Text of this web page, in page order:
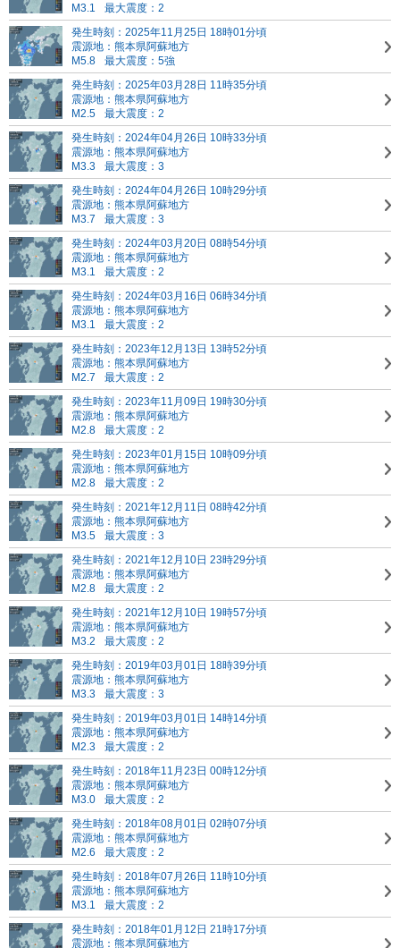
M3.1
最大震度：2
発生時刻：2025年11月25日 18時01分頃
震源地：熊本県阿蘇地方
M5.8
最大震度：5強
発生時刻：2025年03月28日 11時35分頃
震源地：熊本県阿蘇地方
M2.5
最大震度：2
発生時刻：2024年04月26日 10時33分頃
震源地：熊本県阿蘇地方
M3.3
最大震度：3
発生時刻：2024年04月26日 10時29分頃
震源地：熊本県阿蘇地方
M3.7
最大震度：3
発生時刻：2024年03月20日 08時54分頃
震源地：熊本県阿蘇地方
M3.1
最大震度：2
発生時刻：2024年03月16日 06時34分頃
震源地：熊本県阿蘇地方
M3.1
最大震度：2
発生時刻：2023年12月13日 13時52分頃
震源地：熊本県阿蘇地方
M2.7
最大震度：2
発生時刻：2023年11月09日 19時30分頃
震源地：熊本県阿蘇地方
M2.8
最大震度：2
発生時刻：2023年01月15日 10時09分頃
震源地：熊本県阿蘇地方
M2.8
最大震度：2
発生時刻：2021年12月11日 08時42分頃
震源地：熊本県阿蘇地方
M3.5
最大震度：3
発生時刻：2021年12月10日 23時29分頃
震源地：熊本県阿蘇地方
M2.8
最大震度：2
発生時刻：2021年12月10日 19時57分頃
震源地：熊本県阿蘇地方
M3.2
最大震度：2
発生時刻：2019年03月01日 18時39分頃
震源地：熊本県阿蘇地方
M3.3
最大震度：3
発生時刻：2019年03月01日 14時14分頃
震源地：熊本県阿蘇地方
M2.3
最大震度：2
発生時刻：2018年11月23日 00時12分頃
震源地：熊本県阿蘇地方
M3.0
最大震度：2
発生時刻：2018年08月01日 02時07分頃
震源地：熊本県阿蘇地方
M2.6
最大震度：2
発生時刻：2018年07月26日 11時10分頃
震源地：熊本県阿蘇地方
M3.1
最大震度：2
発生時刻：2018年01月12日 21時17分頃
震源地：熊本県阿蘇地方